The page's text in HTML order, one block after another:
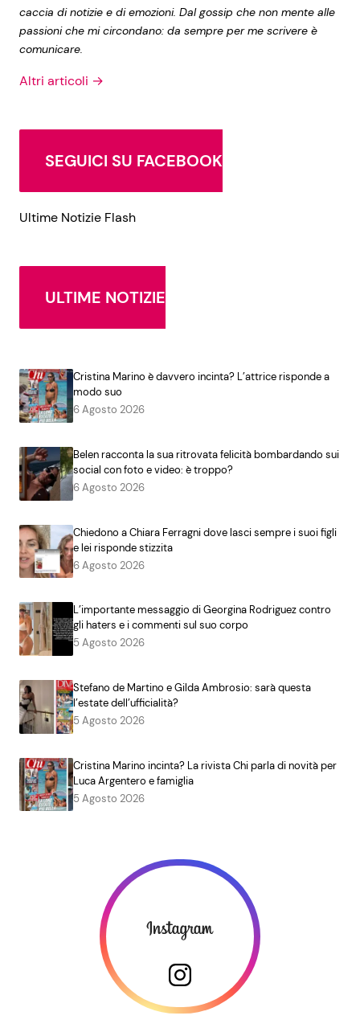
caccia di notizie e di emozioni. Dal gossip che non mente alle
passioni che mi circondano: da sempre per me scrivere è
comunicare.
Altri articoli →
SEGUICI SU FACEBOOK
Ultime Notizie Flash
ULTIME NOTIZIE
Cristina Marino è davvero incinta? L’attrice risponde a
modo suo
6 Agosto 2026
Belen racconta la sua ritrovata felicità bombardando sui
social con foto e video: è troppo?
6 Agosto 2026
Chiedono a Chiara Ferragni dove lasci sempre i suoi figli
e lei risponde stizzita
6 Agosto 2026
L’importante messaggio di Georgina Rodriguez contro
gli haters e i commenti sul suo corpo
5 Agosto 2026
Stefano de Martino e Gilda Ambrosio: sarà questa
l’estate dell’ufficialità?
5 Agosto 2026
Cristina Marino incinta? La rivista Chi parla di novità per
Luca Argentero e famiglia
5 Agosto 2026